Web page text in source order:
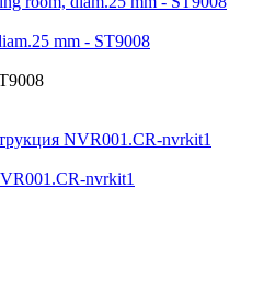
mm - ST9008
nvrkit1